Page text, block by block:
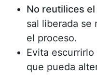
No reutilices
sal liberada se
el proceso.
Evita
que pueda